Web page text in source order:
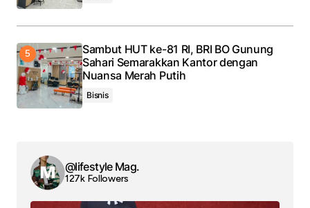
Sambut HUT ke-81 RI, BRI BO Gunung
Sahari Semarakkan Kantor dengan
Nuansa Merah Putih
Bisnis
@lifestyle Mag.
127k Followers